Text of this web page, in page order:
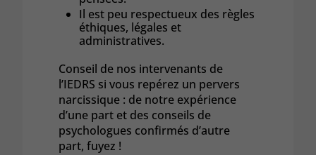
Il est peu respectueux des règles
éthiques, légales et
administratives.
Conseil de nos intervenants de
l’IEDRS si vous repérez un pervers
narcissique : de notre expérience
d’une part et des conseils de
psychologues confirmés d’autre
part, fuyez !